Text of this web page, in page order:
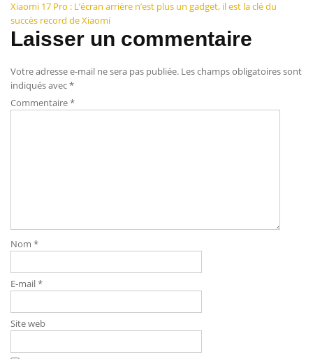
de
l’article
Xiaomi 17 Pro : L’écran arrière n’est plus un gadget, il est la clé du
succès record de Xiaomi
Laisser un commentaire
Votre adresse e-mail ne sera pas publiée. Les champs obligatoires sont
indiqués avec*
Commentaire*
Nom *
E-mail*
Site web